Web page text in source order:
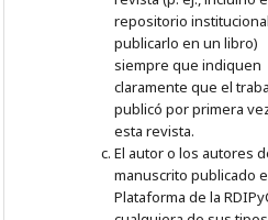
repositorio
publicarlo en un libro)
siempre que indiquen
claramente que el
publicó por primera
esta revista.
El autor o los autores
manuscrito publicado
Plataforma de la